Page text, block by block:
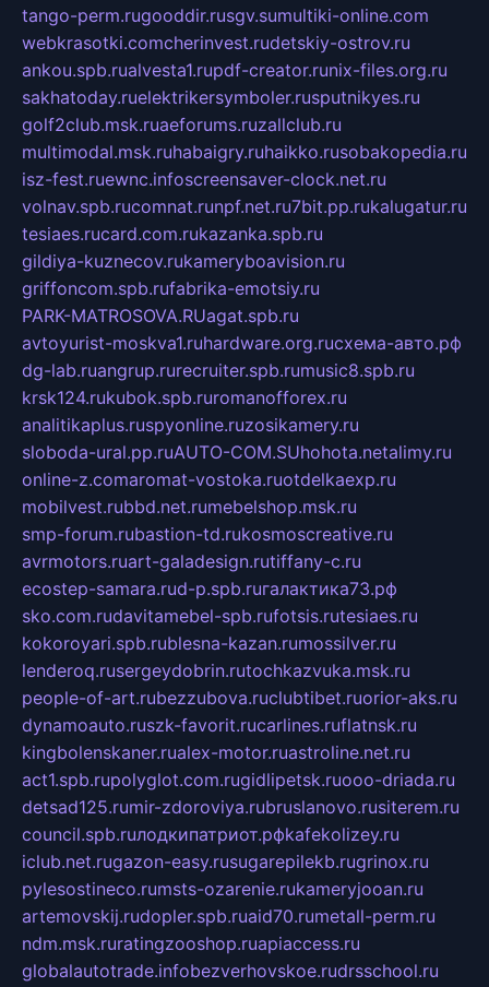
tango-perm.rugooddir.rusgv.sumultiki-online.com
webkrasotki.comcherinvest.rudetskiy-ostrov.ru
ankou.spb.rualvesta1.rupdf-creator.runix-files.org.ru
sakhatoday.ruelektrikersymboler.rusputnikyes.ru
golf2club.msk.ruaeforums.ruzallclub.ru
multimodal.msk.ruhabaigry.ruhaikko.rusobakopedia.ru
isz-fest.ruewnc.infoscreensaver-clock.net.ru
volnav.spb.rucomnat.runpf.net.ru7bit.pp.rukalugatur.ru
tesiaes.rucard.com.rukazanka.spb.ru
gildiya-kuznecov.rukameryboavision.ru
griffoncom.spb.rufabrika-emotsiy.ru
PARK-MATROSOVA.RUagat.spb.ru
avtoyurist-moskva1.ruhardware.org.ruсхема-авто.рф
dg-lab.ruangrup.rurecruiter.spb.rumusic8.spb.ru
krsk124.rukubok.spb.ruromanofforex.ru
analitikaplus.ruspyonline.ruzosikamery.ru
sloboda-ural.pp.ruAUTO-COM.SUhohota.netalimy.ru
online-z.comaromat-vostoka.ruotdelkaexp.ru
mobilvest.rubbd.net.rumebelshop.msk.ru
smp-forum.rubastion-td.rukosmoscreative.ru
avrmotors.ruart-galadesign.rutiffany-c.ru
ecostep-samara.rud-p.spb.ruгалактика73.рф
sko.com.rudavitamebel-spb.rufotsis.rutesiaes.ru
kokoroyari.spb.rublesna-kazan.rumossilver.ru
lenderoq.rusergeydobrin.rutochkazvuka.msk.ru
people-of-art.rubezzubova.ruclubtibet.ruorior-aks.ru
dynamoauto.ruszk-favorit.rucarlines.ruflatnsk.ru
kingbolenskaner.rualex-motor.ruastroline.net.ru
act1.spb.rupolyglot.com.rugidlipetsk.ruooo-driada.ru
detsad125.rumir-zdoroviya.rubruslanovo.rusiterem.ru
council.spb.ruлодкипатриот.рфkafekolizey.ru
iclub.net.rugazon-easy.rusugarepilekb.rugrinox.ru
pylesostineco.rumsts-ozarenie.rukameryjooan.ru
artemovskij.rudopler.spb.ruaid70.rumetall-perm.ru
ndm.msk.ruratingzooshop.ruapiaccess.ru
globalautotrade.infobezverhovskoe.rudrsschool.ru